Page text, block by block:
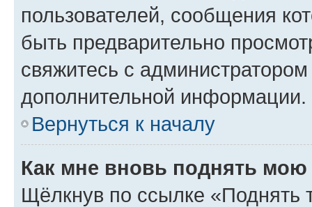
пользователей, сообщения
быть предварительно
свяжитесь с
дополнительной информации.
Вернуться к началу
Как мне вновь поднять мою
Щёлкнув по ссылке «Поднять